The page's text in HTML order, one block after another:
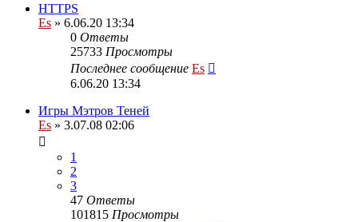
HTTPS
Es » 6.06.20 13:34
0 Ответы
25733 Просмотры
Последнее сообщение Es
6.06.20 13:34
Игры Мэтров Теней
Es » 3.07.08 02:06
1
2
3
47 Ответы
101815 Просмотры